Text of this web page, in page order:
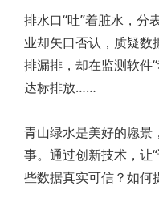
排水口“吐”着脏水，分
业却矢口否认，质疑数
排漏排，却在监测软件
达标排放……
青山绿水是美好的愿景
事。通过创新技术，让
些数据真实可信？如何